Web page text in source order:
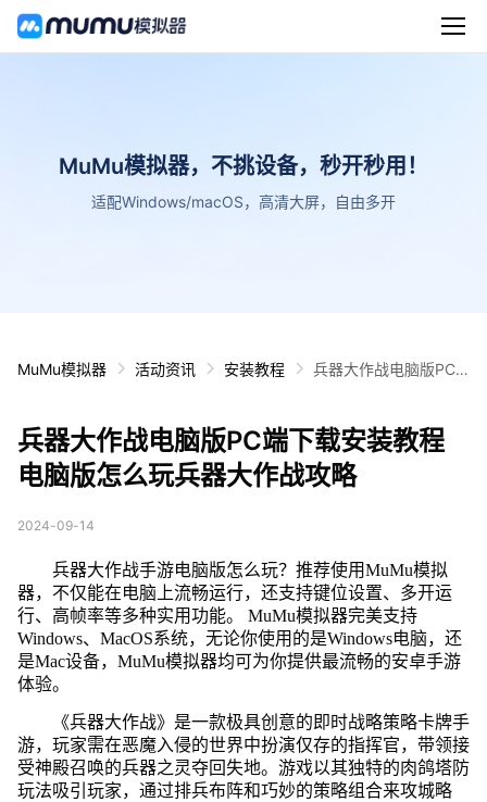
MuMu模拟器，不挑设备，秒开秒用！
适配Windows/macOS，高清大屏，自由多开
MuMu模拟器 活动资讯 安装教程
兵器大作战电脑版PC
兵器大作战电脑版PC端下载安装教程
电脑版怎么玩兵器大作战攻略
2024-09-14
兵器大作战手游电脑版怎么玩？推荐使用MuMu模拟
器，不仅能在电脑上流畅运行，还支持键位设置、多开运
行、高帧率等多种实用功能。 MuMu模拟器完美支持
Windows、MacOS系统，无论你使用的是Windows电脑，还
是Mac设备，MuMu模拟器均可为你提供最流畅的安卓手游
体验。
《兵器大作战》是一款极具创意的即时战略策略卡牌手
游，玩家需在恶魔入侵的世界中扮演仅存的指挥官，带领接
受神殿召唤的兵器之灵夺回失地。游戏以其独特的肉鸽塔防
玩法吸引玩家，通过排兵布阵和巧妙的策略组合来攻城略